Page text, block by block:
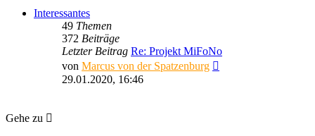
Interessantes
49 Themen
372 Beiträge
Letzter Beitrag Re: Projekt MiFoNo
von Marcus von der Spatzenburg
29.01.2020, 16:46
Gehe zu